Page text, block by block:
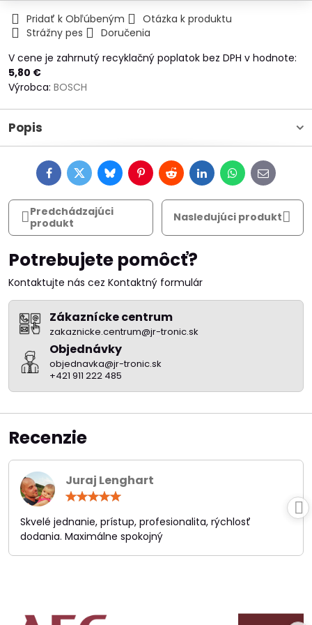
Pridať k Obľúbeným
Otázka k produktu
Strážny pes
Doručenia
V cene je zahrnutý recyklačný poplatok bez DPH v hodnote:
5,80 €
Výrobca: BOSCH
Popis
FacebookTwitterBlueskyPinterestRedditLinkedInWhatsApp
E-
mail
Predchádzajúci
produkt
Nasledujúci produkt
Potrebujete pomôcť?
Kontaktujte nás cez Kontaktný formulár
Zákaznícke centrum
zakaznicke.centrum@jr-tronic.sk
Objednávky
objednavka@jr-tronic.sk
+421 911 222 485
Recenzie
Juraj Lenghart
/
5
Skvelé jednanie, prístup, profesionalita, rýchlosť
dodania. Maximálne spokojný